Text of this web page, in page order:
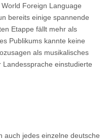
Foreign Language
bereits einige spannende
Etappe fällt mehr als
Publikums kannte keine
als musikalisches
einstudierte
auch jedes einzelne deutsche